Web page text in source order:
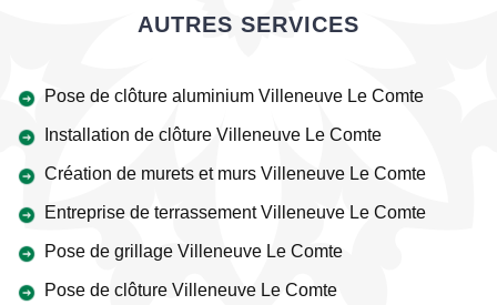
AUTRES SERVICES
Pose de clôture aluminium Villeneuve Le Comte
Installation de clôture Villeneuve Le Comte
Création de murets et murs Villeneuve Le Comte
Entreprise de terrassement Villeneuve Le Comte
Pose de grillage Villeneuve Le Comte
Pose de clôture Villeneuve Le Comte